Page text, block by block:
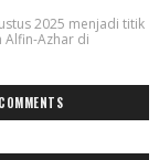
2025 menjadi titik
Alfin-Azhar di
COMMENTS